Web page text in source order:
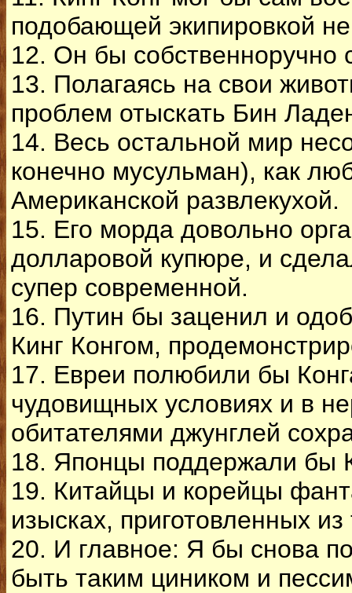
подобающей экипировкой
12. Он бы собственноручно
13. Полагаясь на свои
проблем отыскать Бин
14. Весь остальной мир
конечно мусульман), как
Американской развлекухой.
15. Его морда довольно
долларовой купюре, и
супер современной.
16. Путин бы заценил и
Кинг Конгом,
17. Евреи полюбили бы
чудовищных условиях и в
обитателями джунглей
18. Японцы поддержали бы
19. Китайцы и корейцы
изысках, приготовленных
20. И главное: Я бы снова
быть таким циником и